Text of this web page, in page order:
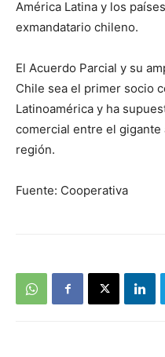
América Latina y los
exmandatario chileno.
El Acuerdo Parcial y su
Chile sea el primer socio
Latinoamérica y ha
comercial entre el
región.
Fuente: Cooperativa